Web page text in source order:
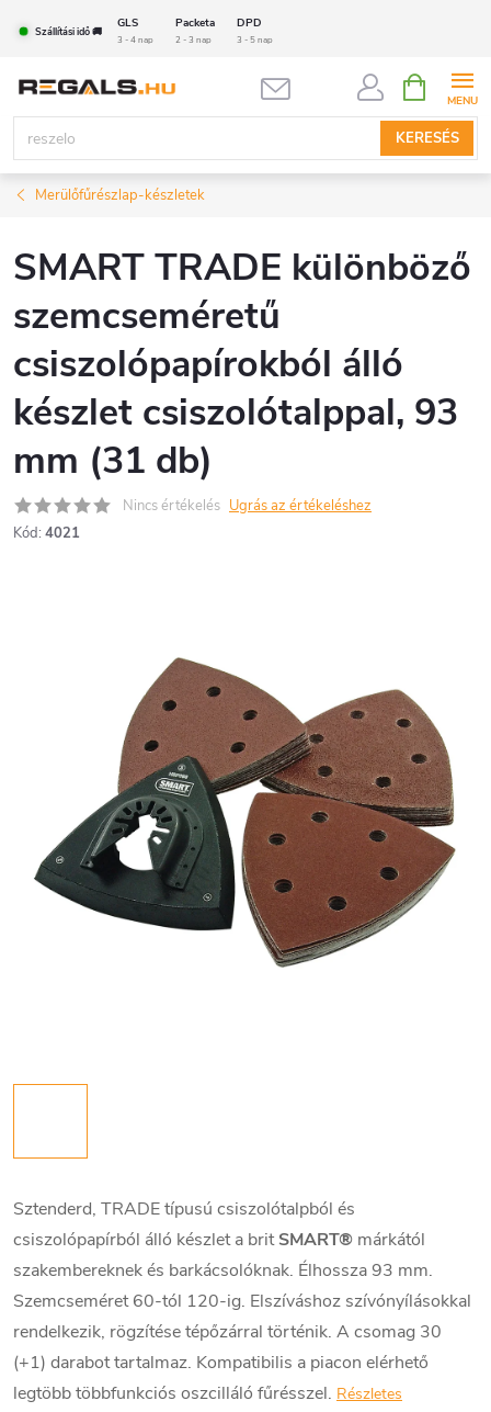
tartalomhoz
Szállítási idő 🚚
GLS Packeta DPD
3 - 4 nap 2 - 3 nap 3 - 5 nap
KERESÉS
KOSÁR
Merülőfűrészlap-készletek
SMART TRADE különböző
szemcseméretű
csiszolópapírokból álló
készlet csiszolótalppal, 93
mm (31 db)
Nincs értékelés Ugrás az értékeléshez
Kód: 4021
Sztenderd, TRADE típusú csiszolótalpból és
csiszolópapírból álló készlet a britSMART® márkától
szakembereknek és barkácsolóknak. Élhossza 93 mm.
Szemcseméret 60-tól 120-ig. Elszíváshoz szívónyílásokkal
rendelkezik, rögzítése tépőzárral történik. A csomag 30
(+1) darabot tartalmaz. Kompatibilis a piacon elérhető
legtöbb többfunkciós oszcilláló fűrésszel. Részletes